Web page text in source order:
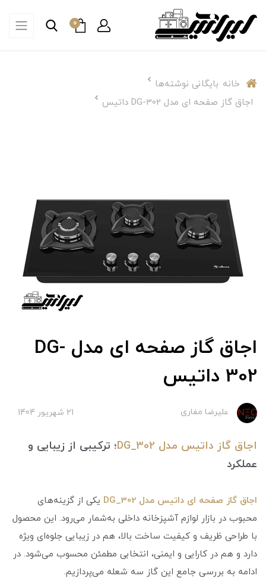
0
خانه بایگانی نوشته‌ها
اجاق گاز صفحه ای مدل DG-302 داتیس
اجاق گاز صفحه ای مدل DG-
302 داتیس
علیرضا مغاری 21 شهریور 1404
اجاق گاز داتیس مدل DG_302
؛ ترکیبی از زیبایی و
عملکرد
اجاق گاز صفحه ای داتیس مدل DG_302
یکی از گزینه‌های
محبوب در بازار لوازم آشپزخانه داخلی به‌شمار می‌رود. این محصول
با طراحی ظریف و کیفیت ساخت بالا، هم در زیبایی جلوه‌ای ویژه
دارد و هم در کارایی و ایمنی، انتخابی مطمئن محسوب می‌شود. در
ادامه به بررسی جامع این گاز سه شعله می‌پردازیم.